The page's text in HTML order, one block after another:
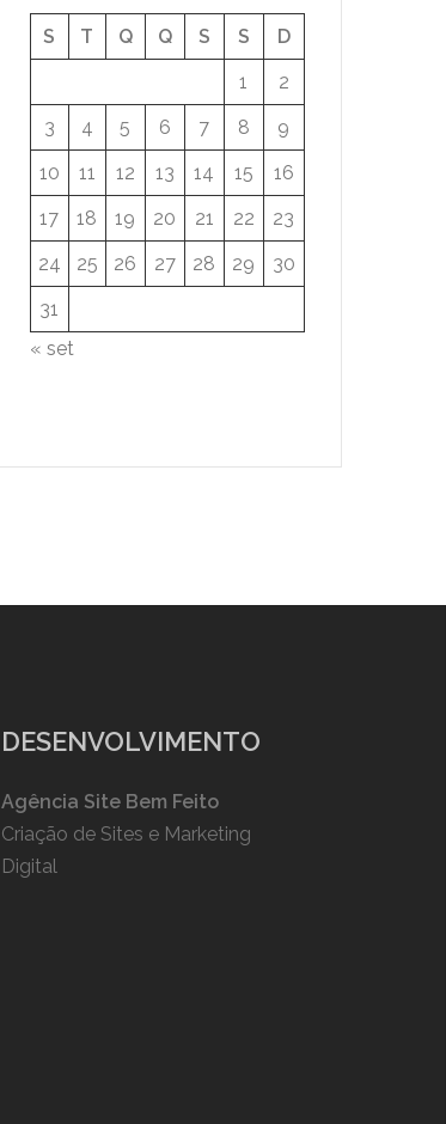
S T Q Q S S
D
1
2
3
4 5 6 7 8
9
10
11 12 13 14 15
16
17
18 19 20 21 22
23
24
25 26 27 28 29
30
31
« set
DESENVOLVIMENTO
Agência Site Bem Feito
Criação de Sites e Marketing
Digital